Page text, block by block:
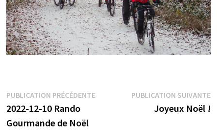
Navigation
de
PUBLICATION PRÉCÉDENTEPublication
2022-12-10 Rando
Gourmande de Noël
PUBLICATION SUIVANTE
Joyeux Noël !